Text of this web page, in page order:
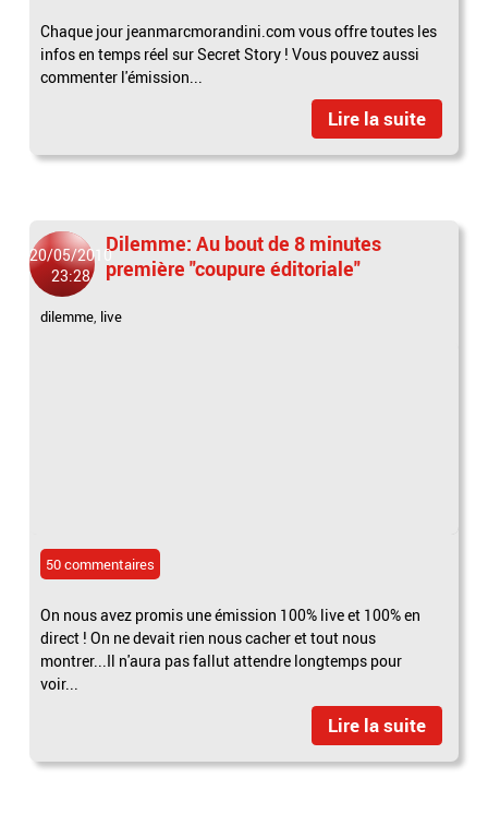
Chaque jour jeanmarcmorandini.com vous offre toutes les
infos en temps réel sur Secret Story ! Vous pouvez aussi
commenter l'émission...
Lire la suite
20/05/2010
23:28
Dilemme: Au bout de 8 minutes
première "coupure éditoriale"
dilemme, live
50 commentaires
On nous avez promis une émission 100% live et 100% en
direct ! On ne devait rien nous cacher et tout nous
montrer...Il n'aura pas fallut attendre longtemps pour
voir...
Lire la suite